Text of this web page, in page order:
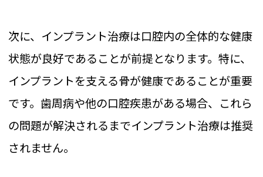
次に、インプラント治療は口腔内の全体的な健康
状態が良好であることが前提となります。特に、
インプラントを支える骨が健康であることが重要
です。歯周病や他の口腔疾患がある場合、これら
の問題が解決されるまでインプラント治療は推奨
されません。